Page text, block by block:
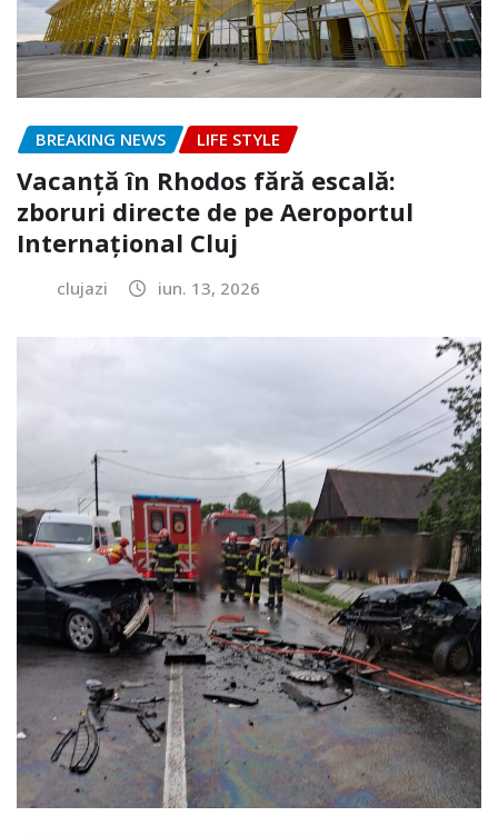
BREAKING NEWS LIFE STYLE
Vacanță în Rhodos fără escală:
zboruri directe de pe Aeroportul
Internațional Cluj
clujazi iun. 13, 2026